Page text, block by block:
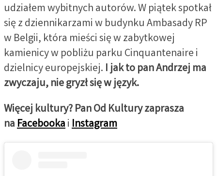
udziałem wybitnych autorów. W piątek spotkał
się z dziennikarzami w budynku Ambasady RP
w Belgii, która mieści się w zabytkowej
kamienicy w pobliżu parku Cinquantenaire i
dzielnicy europejskiej. I jak to pan Andrzej ma
zwyczaju, nie gryzł się w język.
Więcej kultury? Pan Od Kultury zaprasza
naFacebookaiInstagram